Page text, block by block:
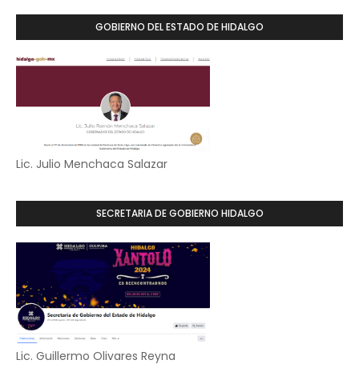
GOBIERNO DEL ESTADO DE HIDALGO
Lic. Julio Menchaca Salazar
SECRETARIA DE GOBIERNO HIDALGO
Lic. Guillermo Olivares Reyna